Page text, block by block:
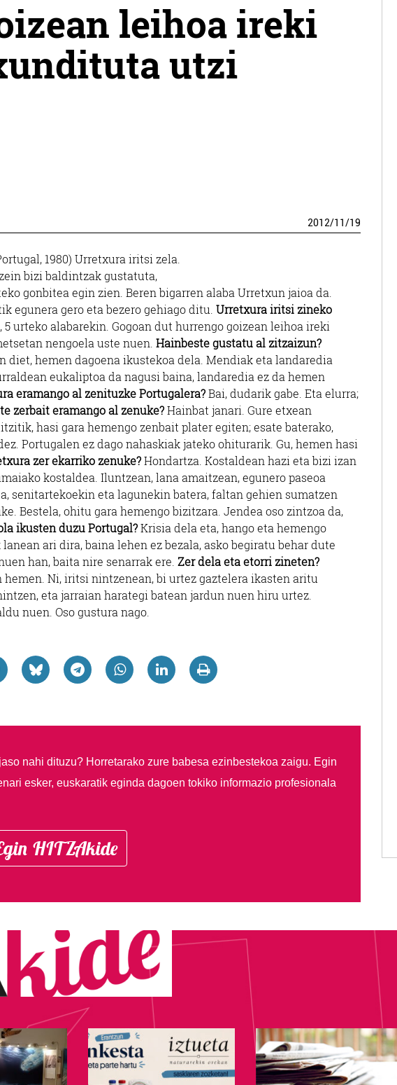
leihoa ireki
utzi
2012/11/19
1980) Urretxura iritsi zela.
bizi baldintzak gustatuta,
gonbitea egin zien. Beren bigarren alaba Urretxun jaioa da.
egunera gero eta bezero gehiago ditu. Urretxura iritsi zineko
urteko alabarekin. Gogoan dut hurrengo goizean leihoa ireki
nengoela uste nuen. Hainbeste gustatu al zitzaizun?
diet, hemen dagoena ikustekoa dela. Mendiak eta landaredia
eukaliptoa da nagusi baina, landaredia ez da hemen
eramango al zenituzke Portugalera?Bai, dudarik gabe. Eta elurra;
zerbait eramango al zenuke?Hainbat janari. Gure etxean
hasi gara hemengo zenbait plater egiten; esate baterako,
Portugalen ez dago nahaskiak jateko ohiturarik. Gu, hemen hasi
zer ekarriko zenuke?Hondartza. Kostaldean hazi eta bizi izan
kostaldea. Iluntzean, lana amaitzean, egunero paseoa
senitartekoekin eta lagunekin batera, faltan gehien sumatzen
Bestela, ohitu gara hemengo bizitzara. Jendea oso zintzoa da,
ikusten duzu Portugal?Krisia dela eta, hango eta hemengo
ari dira, baina lehen ez bezala, asko begiratu behar dute
han, baita nire senarrak ere. Zer dela eta etorri zineten?
Ni, iritsi nintzenean, bi urtez gaztelera ikasten aritu
eta jarraian harategi batean jardun nuen hiru urtez.
nuen. Oso gustura nago.
nahi dituzu? Horretarako zure babesa ezinbestekoa zaigu. Egin
esker, euskaratik eginda dagoen tokiko informazio profesionala
HITZAkide